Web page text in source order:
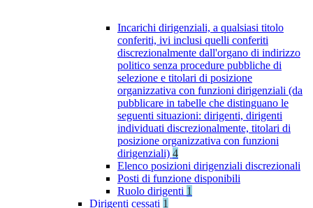
Incarichi dirigenziali, a qualsiasi titolo
conferiti, ivi inclusi quelli conferiti
discrezionalmente dall'organo di indirizzo
politico senza procedure pubbliche di
selezione e titolari di posizione
organizzativa con funzioni dirigenziali (da
pubblicare in tabelle che distinguano le
seguenti situazioni: dirigenti, dirigenti
individuati discrezionalmente, titolari di
posizione organizzativa con funzioni
dirigenziali) 4
Elenco posizioni dirigenziali discrezionali
Posti di funzione disponibili
Ruolo dirigenti 1
Dirigenti cessati 1